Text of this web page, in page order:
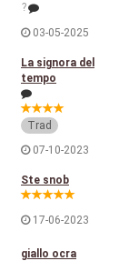
?
03-05-2025
La signora del
tempo
Trad
07-10-2023
Ste snob
17-06-2023
giallo ocra